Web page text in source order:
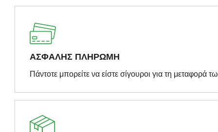
ΑΣΦΑΛΗΣ ΠΛΗΡΩΜΗ
Πάντοτε μπορείτε να είστε σίγουροι για τη μεταφορά